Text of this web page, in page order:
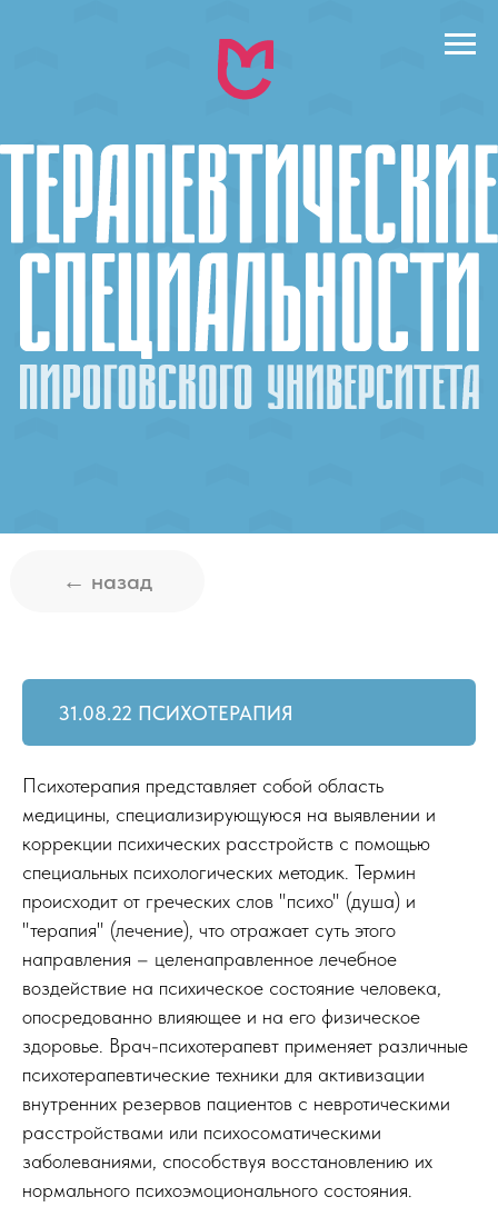
← назад
31.08.22 ПСИХОТЕРАПИЯ
Психотерапия представляет собой область
медицины, специализирующуюся на выявлении и
коррекции психических расстройств с помощью
специальных психологических методик. Термин
происходит от греческих слов "психо" (душа) и
"терапия" (лечение), что отражает суть этого
направления – целенаправленное лечебное
воздействие на психическое состояние человека,
опосредованно влияющее и на его физическое
здоровье. Врач-психотерапевт применяет различные
психотерапевтические техники для активизации
внутренних резервов пациентов с невротическими
расстройствами или психосоматическими
заболеваниями, способствуя восстановлению их
нормального психоэмоционального состояния.